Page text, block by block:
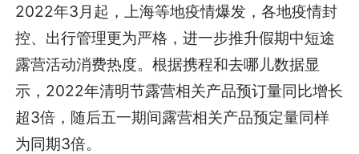
2022年3月起，上海等地疫情爆发，各地疫情封
控、出行管理更为严格，进一步推升假期中短途
露营活动消费热度。根据携程和去哪儿数据显
示，2022年清明节露营相关产品预订量同比增长
超3倍，随后五一期间露营相关产品预定量同样
为同期3倍。